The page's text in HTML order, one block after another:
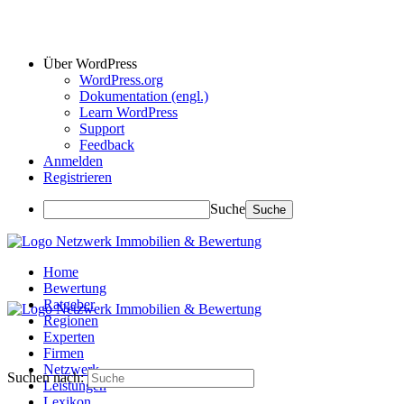
Über WordPress
WordPress.org
Dokumentation (engl.)
Learn WordPress
Support
Feedback
Anmelden
Registrieren
Suche
Home
Bewertung
Ratgeber
Regionen
Experten
Firmen
Netzwerk
Leistungen
Suchen nach: